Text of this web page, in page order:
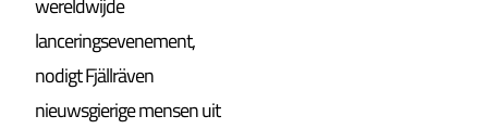
wereldwijde
lanceringsevenement,
nodigt Fjällräven
nieuwsgierige mensen uit